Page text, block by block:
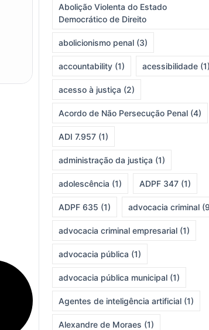
Abolição Violenta do Estado
Democrático de Direito
abolicionismo penal(3)
accountability(1) acessibilidade(1)
acesso à justiça (2)
Acordo de Não Persecução Penal(4)
ADI 7.957(1)
administração da justiça (1)
adolescência (1) ADPF 347(1)
ADPF 635 (1) advocacia criminal
advocacia criminal empresarial(1)
advocacia pública (1)
advocacia pública municipal(1)
Agentes de inteligência artificial(1)
Alexandre de Moraes (1)